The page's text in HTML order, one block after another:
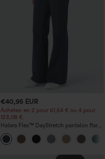
€40,95 EUR
Achetez-en 2 pour 61,54 € ou 4 pour
123,08 €.
Halara Flex™ DayStretch pantalon flare
de travail, taille mi-haute, poche latérale
zippée